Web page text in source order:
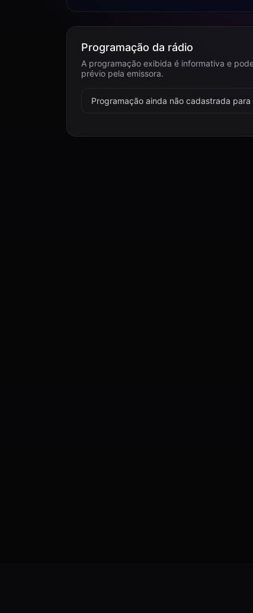
Programação da rádio
A programação exibida é informativa e
prévio pela emissora.
Programação ainda não cadastrada para